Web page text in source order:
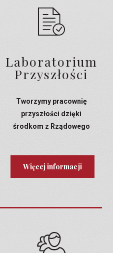
Laboratorium
Przyszłości
Tworzymy pracownię
przyszłości dzięki
środkom z Rządowego
Więcej informacji